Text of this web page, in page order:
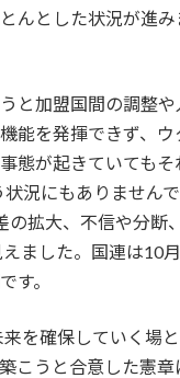
んとした状況が進
加盟国間の調整や
能を発揮できず、
態が起きていても
況にもありません
拡大、不信や分断
ました。国連は10
す。
を確保していく場
こうと合意した憲